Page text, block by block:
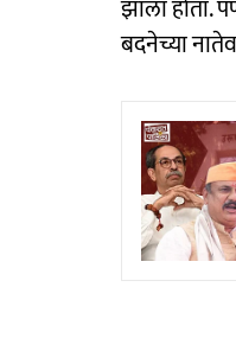
झाला होता.
बदनेच्या